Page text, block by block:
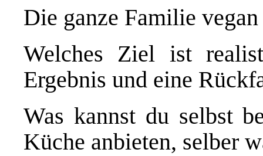
Die ganze Familie vegan
Welches Ziel ist
Ergebnis und eine
Was kannst du selbst
Küche anbieten, selber